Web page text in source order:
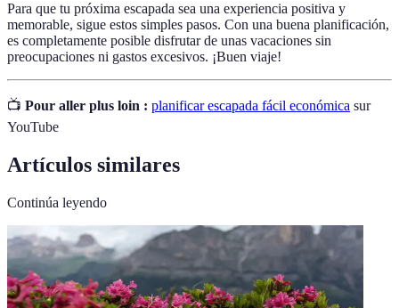
Para que tu próxima escapada sea una experiencia positiva y
memorable, sigue estos simples pasos. Con una buena planificación,
es completamente posible disfrutar de unas vacaciones sin
preocupaciones ni gastos excesivos. ¡Buen viaje!
📺 Pour aller plus loin : planificar escapada fácil económica sur
YouTube
Artículos similares
Continúa leyendo